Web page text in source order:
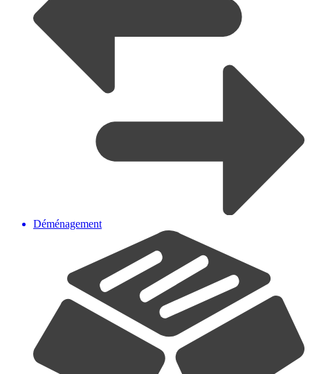
Déménagement